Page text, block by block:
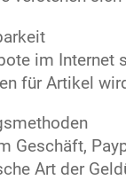
im Internet
für Artikel
Geschäft,
Art der